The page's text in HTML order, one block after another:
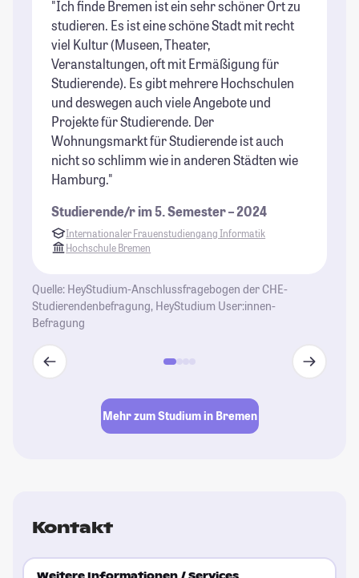
"Ich finde Bremen ist ein sehr schöner Ort zu
studieren. Es ist eine schöne Stadt mit recht
viel Kultur (Museen, Theater,
Veranstaltungen, oft mit Ermäßigung für
Studierende). Es gibt mehrere Hochschulen
und deswegen auch viele Angebote und
Projekte für Studierende. Der
Wohnungsmarkt für Studierende ist auch
nicht so schlimm wie in anderen Städten wie
Hamburg."
Studierende/r im 5. Semester – 2024
Internationaler Frauenstudiengang Informatik
Hochschule Bremen
Quelle: HeyStudium-Anschlussfragebogen der CHE-
Studierendenbefragung, HeyStudium User:innen-
Befragung
Mehr zum Studium in Bremen
Kontakt